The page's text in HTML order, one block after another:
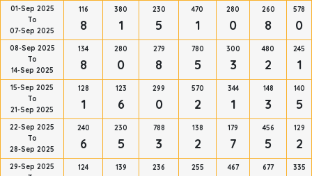
01-Sep 2025
To
07-Sep 2025
116
8
380
1
230
5
470
1
280
0
260
8
578
0
08-Sep 2025
To
14-Sep 2025
134
8
280
0
279
8
780
5
300
3
480
2
245
1
15-Sep 2025
To
21-Sep 2025
128
1
123
6
299
0
570
2
344
1
148
3
140
5
22-Sep 2025
To
28-Sep 2025
240
6
230
5
788
3
138
2
179
7
456
5
129
2
29-Sep 2025
124 139 236 255 467 677 335